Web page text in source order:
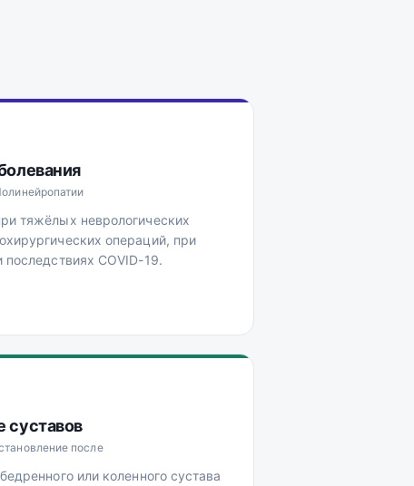
тяжёлых неврологических
операций, при
COVID-19.
суставов
после
или коленного сустава